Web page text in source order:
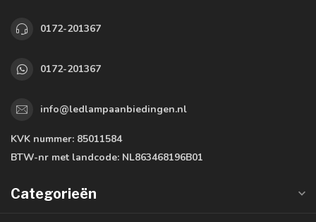
0172-201367
0172-201367
info@ledlampaanbiedingen.nl
KVK nummer: 85011584
BTW-nr met landcode: NL863468196B01
Categorieën